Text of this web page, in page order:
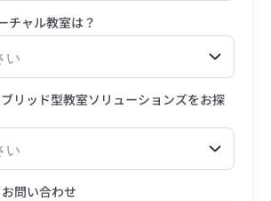
チャル教室は？
い
リッド型教室ソリューションズをお探
い
問い合わせ